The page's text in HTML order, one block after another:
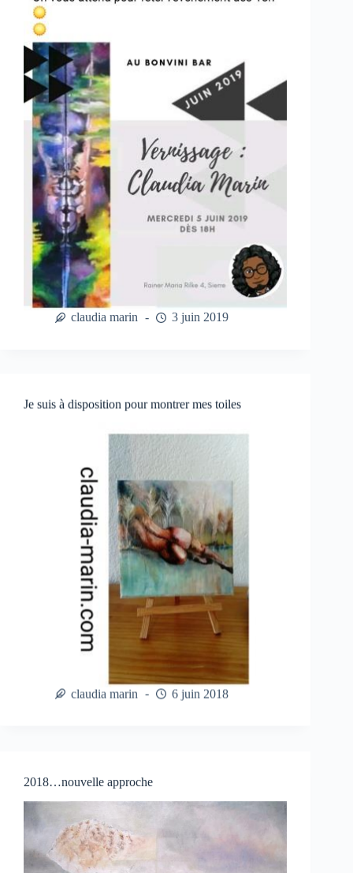
claudia marin 3 juin 2019
Je suis à disposition pour montrer mes toiles
claudia marin 6 juin 2018
2018…nouvelle approche